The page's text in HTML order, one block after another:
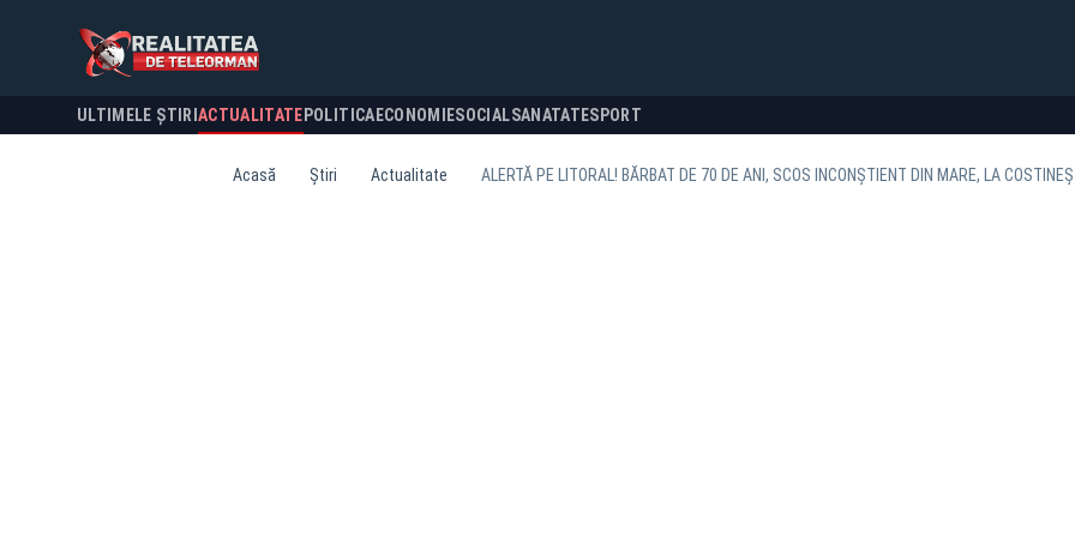
ULTIMELE ȘTIRI ACTUALITATE POLITICA ECONOMIESOCIALSANATATESPORT
Acasă Știri Actualitate ALERTĂ PE LITORAL! BĂRBAT DE 70 DE ANI, SCOS INCONŞTIENT DIN MARE, LA